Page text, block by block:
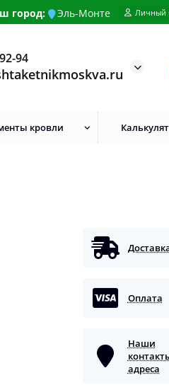
город: Эль-Монте Личный
94
кровли
Оплата
Наши
адреса